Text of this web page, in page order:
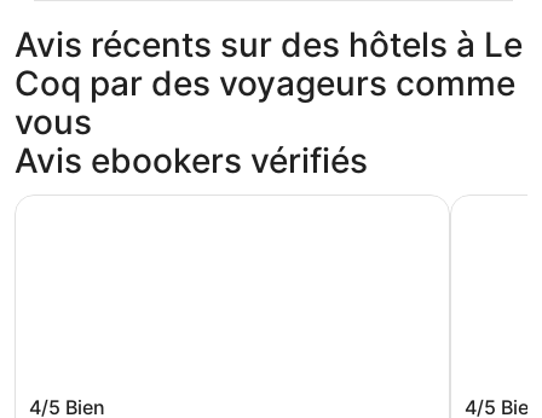
Avis récents sur des hôtels à Le
Coq par des voyageurs comme
vous
Avis ebookers vérifiés
Hotel Astoria De Haan
4/5 Bien
Hotel Astoria De Haan
De
4/5 Bien
De Haan